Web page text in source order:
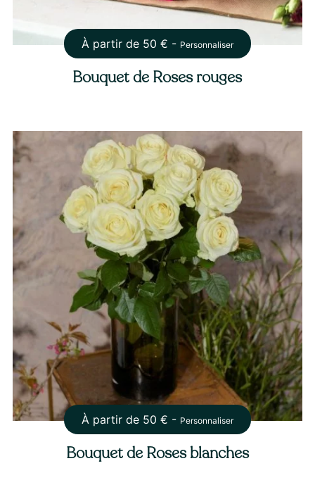
À partir de 50 € - Personnaliser
Bouquet de Roses rouges
À partir de 50 € - Personnaliser
Bouquet de Roses blanches